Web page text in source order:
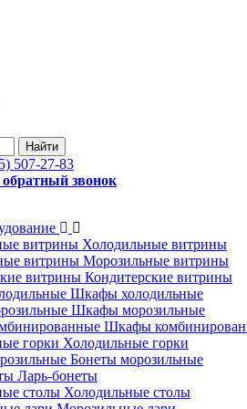
Найти
507-27-83
обратный звонок
Холодильные витрины
Морозильные витрины
Кондитерские витрины
Шкафы холодильные
Шкафы морозильные
Шкафы
Холодильные горки
Бонеты морозильные
Ларь-бонеты
Холодильные столы